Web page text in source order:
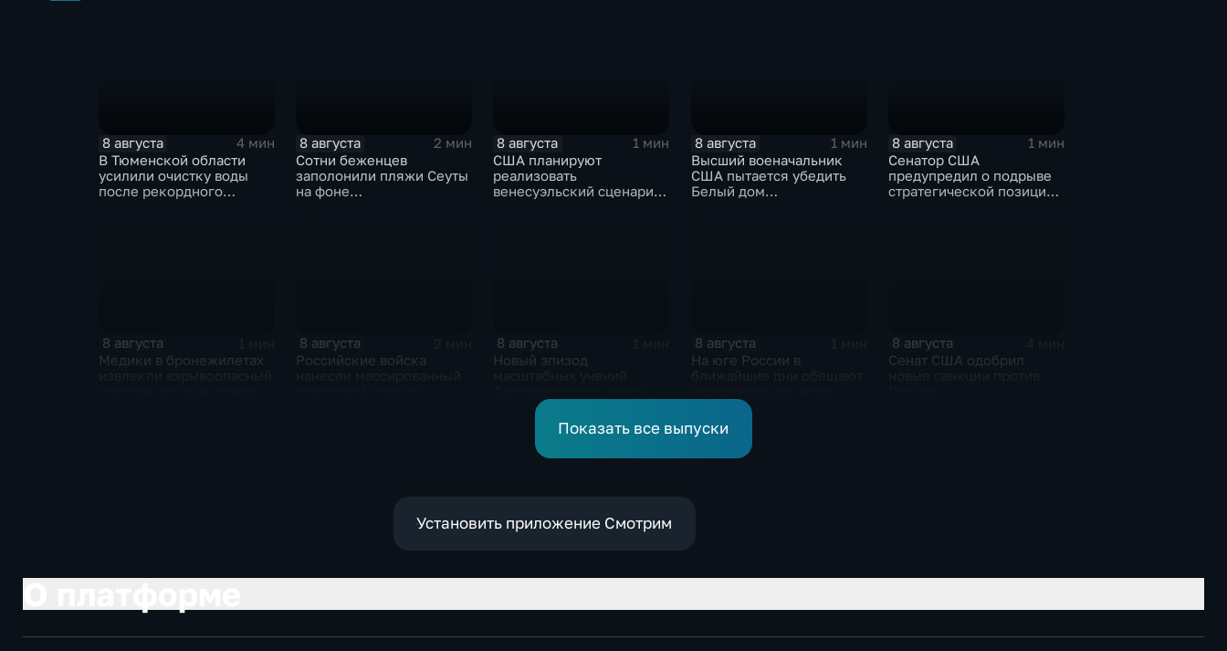
8 августа
4 мин
В Тюменской области
усилили очистку воды
после рекордного
8 августа
2 мин
Сотни беженцев
заполонили пляжи Сеуты
на фоне
8 августа
1 мин
США планируют
реализовать
венесуэльский сценарий
8 августа
1 мин
Высший военачальник
США пытается убедить
Белый дом
8 августа
1 мин
Сенатор США
предупредил о подрыве
стратегической позиции
8 августа
Медики в бронежилетах
8 августа
Российские войска
8 августа
Новый эпизод
8 августа
На юге России в
8 августа
Сенат США одобрил
Показать все выпуски
Установить приложение Смотрим